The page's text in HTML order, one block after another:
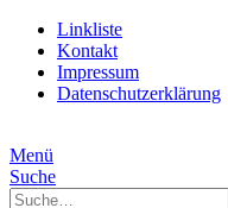
Linkliste
Kontakt
Impressum
Datenschutzerklärung
Menü
Suche
Suche